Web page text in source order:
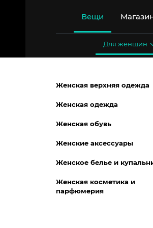
Вещи
Для женщин
Женская верхняя одежда
Женская одежда
Женская обувь
Женские аксессуары
Женское белье и
Женская косметика и
парфюмерия